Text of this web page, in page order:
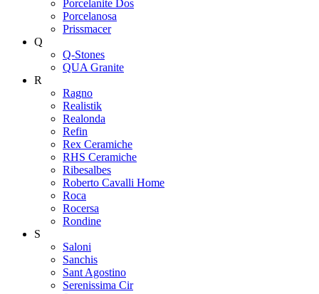
Porcelanite Dos
Porcelanosa
Prissmacer
Q
Q-Stones
QUA Granite
R
Ragno
Realistik
Realonda
Refin
Rex Ceramiche
RHS Ceramiche
Ribesalbes
Roberto Cavalli Home
Roca
Rocersa
Rondine
S
Saloni
Sanchis
Sant Agostino
Serenissima Cir